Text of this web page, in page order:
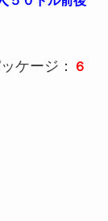
ケージ：
６